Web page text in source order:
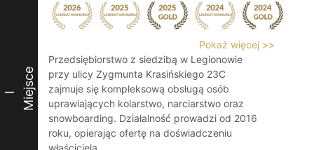
I Miejsce
Pokaż więcej >>
Przedsiębiorstwo z siedzibą w Legionowie
przy ulicy Zygmunta Krasińskiego 23C
zajmuje się kompleksową obsługą osób
uprawiających kolarstwo, narciarstwo oraz
snowboarding. Działalność prowadzi od 2016
roku, opierając ofertę na doświadczeniu
właściciela ...